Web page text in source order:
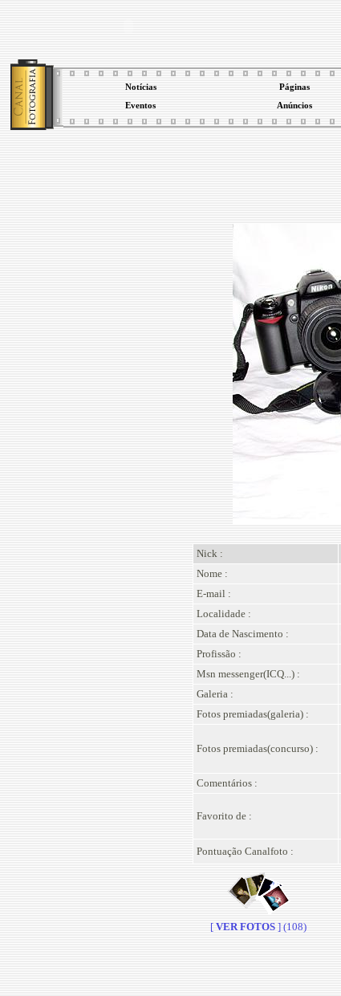
Notícias Páginas
Eventos Anúncios
Nick :
Nome :
E-mail :
Localidade :
Data de Nascimento :
Profissão :
Msn messenger(ICQ...) :
Galeria :
Fotos premiadas(galeria) :
Fotos premiadas(concurso) :
Comentários :
Favorito de :
Pontuação Canalfoto :
[ VER FOTOS ] (108)